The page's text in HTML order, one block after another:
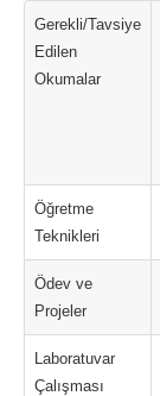
Gerekli/Tavsiye
Edilen
Okumalar
Öğretme
Teknikleri
Ödev ve
Projeler
Laboratuvar
Çalışması